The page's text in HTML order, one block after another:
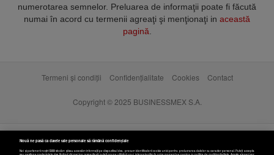
numerotarea semnelor. Preluarea de informaţii poate fi făcută
numai în acord cu termenii agreaţi şi menţionaţi in această
pagină
Termeni și condiții Confidențialitate Cookies Contact
Copyright © 2025 BUSINESSMEX S.A.
Nouă ne pasă ca datele tale personale să rămână confidențiale
Noi și partenerii noștri589stocăm și/sau accesăm informații pe dispozitivul dvs., precum identificatorii cookie unici pentru prelucrarea datelor cu caracter personal. Puteți accepta
sau gestiona preferințele dvs. făcând clic mai jos, respectiv vă puteți opune utilizării unui interes legitim în orice moment pe pagina cu politica de confidențialitate. Aceste alegeri vor